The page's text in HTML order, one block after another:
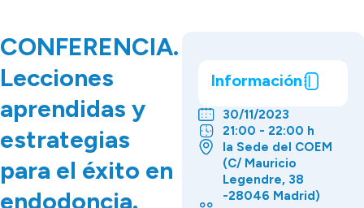
CONFERENCIA.
Lecciones
aprendidas y
estrategias
para el éxito en
endodoncia.
Información
30/11/2023
21:00 - 22:00 h
la Sede del COEM
(C/ Mauricio
Legendre, 38
-28046 Madrid)